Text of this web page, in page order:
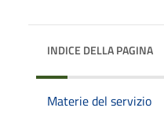
INDICE DELLA PAGINA
Materie del servizio